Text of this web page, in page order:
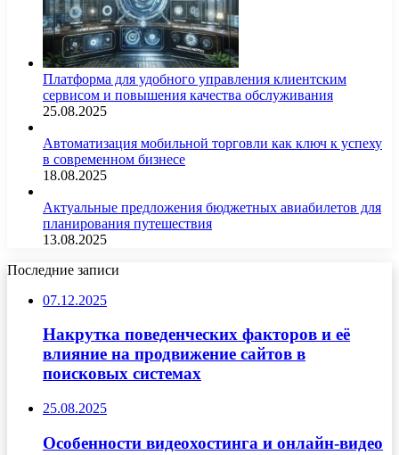
Платформа для удобного управления клиентским
сервисом и повышения качества обслуживания
25.08.2025
Автоматизация мобильной торговли как ключ к успеху
в современном бизнесе
18.08.2025
Актуальные предложения бюджетных авиабилетов для
планирования путешествия
13.08.2025
Последние записи
07.12.2025
Накрутка поведенческих факторов и её
влияние на продвижение сайтов в
поисковых системах
25.08.2025
Особенности видеохостинга и онлайн-видео